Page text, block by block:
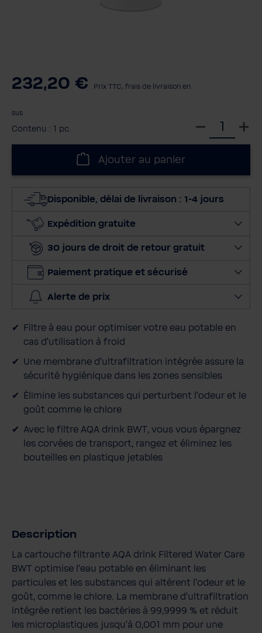
232,20 € Prix TTC, frais de livraison en
sus
Contenu : 1 pc.
c
o
n
r
n
Ajouter au panier
Disponible, délai de livraison : 1-4 jours
Expédition gratuite
30 jours de droit de retour gratuit
Paiement pratique et sécurisé
Alerte de prix
Filtre à eau pour optimiser votre eau potable en
cas d'utilisation à froid
Une membrane d'ultrafiltration intégrée assure la
sécurité hygiénique dans les zones sensibles
Élimine les substances qui perturbent l'odeur et le
goût comme le chlore
Avec le filtre AQA drink BWT, vous vous épargnez
les corvées de transport, rangez et éliminez les
bouteilles en plastique jetables
Description
La cartouche filtrante AQA drink Filtered Water Care
BWT optimise l'eau potable en éliminant les
particules et les substances qui altèrent l'odeur et le
goût, comme le chlore. La membrane d'ultrafiltration
intégrée retient les bactéries à 99,9999 % et réduit
les microplastiques jusqu'à 0,001 mm pour une